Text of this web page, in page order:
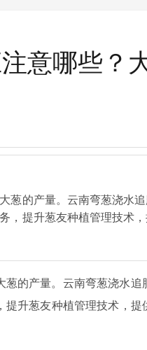
意哪些？
葱的产量。云南弯葱浇水
，提升葱友种植管理技术
的产量。云南弯葱浇水追
提升葱友种植管理技术，提